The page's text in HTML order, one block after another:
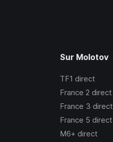
Sur Molotov
TF1 direct
France 2 direct
France 3 direct
France 5 direct
M6+ direct